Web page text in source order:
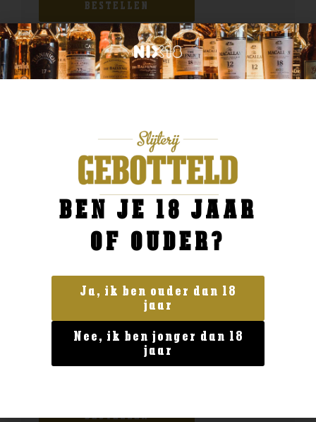
BESTELLEN
Geen categorie
Enate Rosado
BESTELLEN
BEN JE 18 JAAR
OF OUDER?
Ja, ik ben ouder dan 18
jaar
Nee, ik ben jonger dan 18
jaar